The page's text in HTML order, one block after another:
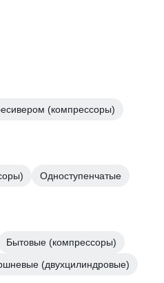
(компрессоры)
Одноступенчатые
Бытовые (компрессоры)
(двухцилиндровые)